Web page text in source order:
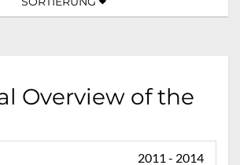
Overview of the
2011 - 2014